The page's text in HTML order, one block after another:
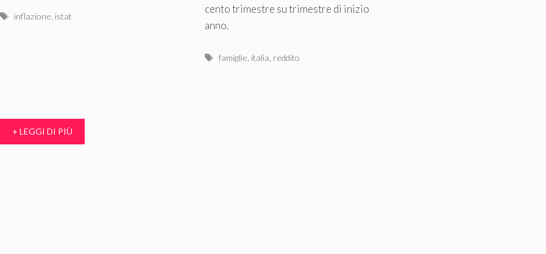
Tag
inflazione istat
cento trimestre su trimestre di inizio
anno.
Tag
famiglie italia reddito
+ LEGGI DI PIÙ